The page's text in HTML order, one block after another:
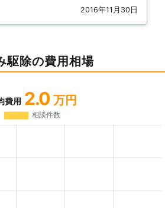
2016年11月30日
駆除の費用相場
費用 2.0 万円